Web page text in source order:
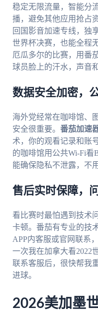
稳定无限流量，智能分
播，避免其他应用抢占
回国影音加速专线，独
世界杯决赛，也能全程
厄瓜多尔的比赛，用番
球员脸上的汗水，声音
数据安全加密，
海外党经常在咖啡馆、
安全很重要。 番茄加速
术，你的观看记录和账
的咖啡馆用公共Wi-Fi看
能确保隐私不泄露，不
售后实时保障，
看比赛时最怕遇到技术
卡顿。番茄有专业的
APP内客服或官网联系
一次我在加拿大看2022
联系客服后，很快帮我
进球。
2026美加墨